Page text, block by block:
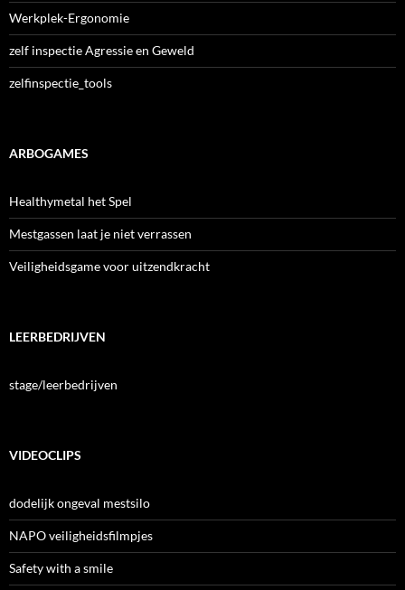
Werkplek-Ergonomie
zelf inspectie Agressie en Geweld
zelfinspectie_tools
ARBOGAMES
Healthymetal het Spel
Mestgassen laat je niet verrassen
Veiligheidsgame voor uitzendkracht
LEERBEDRIJVEN
stage/leerbedrijven
VIDEOCLIPS
dodelijk ongeval mestsilo
NAPO veiligheidsfilmpjes
Safety with a smile